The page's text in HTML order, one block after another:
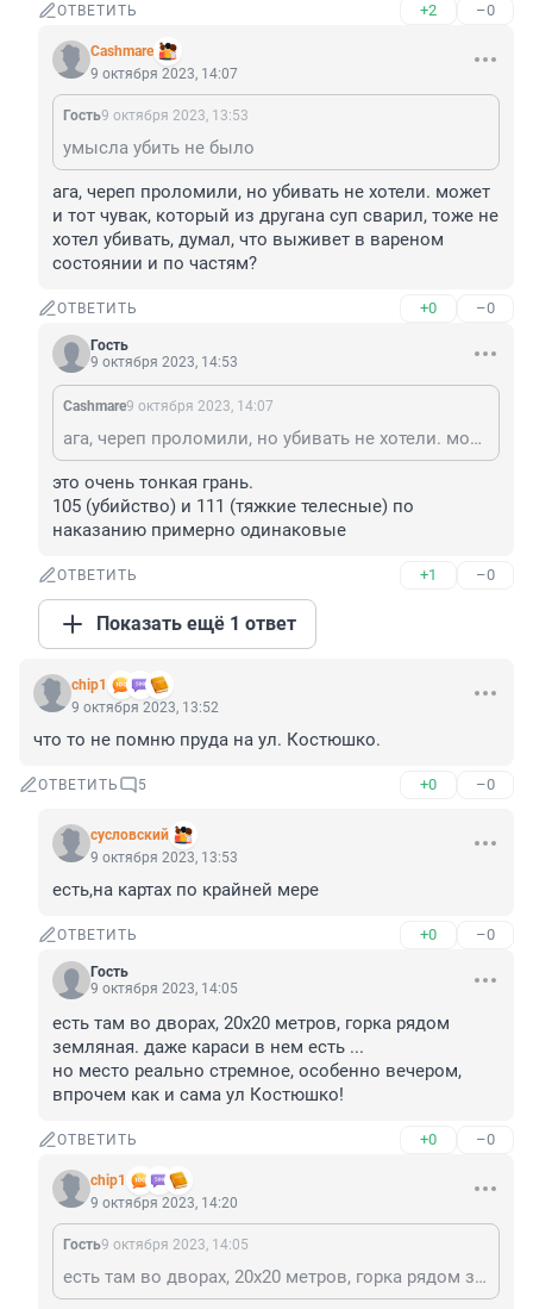
ОТВЕТИТЬ +2 –0
Cashmare
9 октября 2023, 14:07
Гость9 октября 2023, 13:53
умысла убить не было
ага, череп проломили, но убивать не хотели. может
и тот чувак, который из другана суп сварил, тоже не
хотел убивать, думал, что выживет в вареном
состоянии и по частям?
ОТВЕТИТЬ +0 –0
Гость
9 октября 2023, 14:53
Cashmare9 октября 2023, 14:07
ага, череп проломили, но убивать не хотели. может и тот чувак, который из другана суп сварил, тоже не хотел убивать, думал, что выживет в вареном состоянии и по частям?
это очень тонкая грань.
105 (убийство) и 111 (тяжкие телесные) по
наказанию примерно одинаковые
ОТВЕТИТЬ +1 –0
Показать ещё 1 ответ
chip1
9 октября 2023, 13:52
что то не помню пруда на ул. Костюшко.
ОТВЕТИТЬ 5 +0 –0
сусловский
9 октября 2023, 13:53
есть,на картах по крайней мере
ОТВЕТИТЬ +0 –0
Гость
9 октября 2023, 14:05
есть там во дворах, 20х20 метров, горка рядом
земляная. даже караси в нем есть ...
но место реально стремное, особенно вечером,
впрочем как и сама ул Костюшко!
ОТВЕТИТЬ +0 –0
chip1
9 октября 2023, 14:20
Гость9 октября 2023, 14:05
есть там во дворах, 20х20 метров, горка рядом земляная. даже караси в нем есть ... но место реально стремное, особенно вечером, впрочем как и сама ул Костюшко!